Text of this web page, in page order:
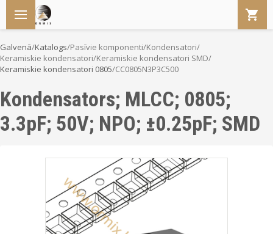
Galvenā/Katalogs/Pasīvie komponenti/Kondensatori/
Keramiskie kondensatori/Keramiskie kondensatori SMD/
Keramiskie kondensatori 0805/CC0805N3P3C500
Kondensators; MLCC; 0805;
3.3pF; 50V; NPO; ±0.25pF; SMD